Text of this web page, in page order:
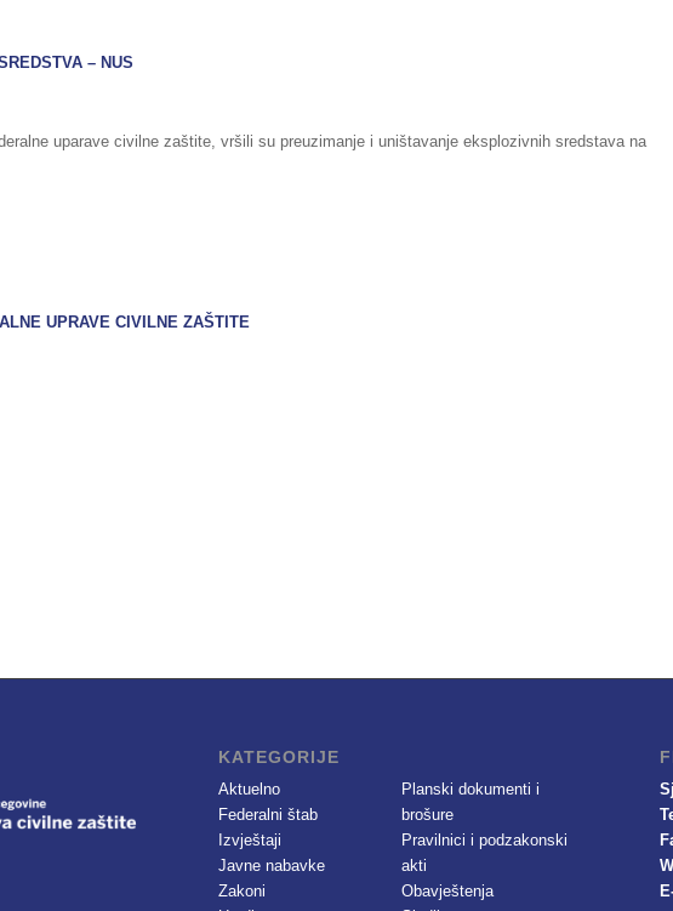
– NUS
uparave civilne zaštite, vršili su preuzimanje i uništavanje eksplozivnih sredstava na
UPRAVE CIVILNE ZAŠTITE
KATEGORIJE
Aktuelno
Federalni štab
Izvještaji
Javne nabavke
Zakoni
Planski dokumenti i
brošure
Pravilnici i podzakonski
akti
Obavještenja